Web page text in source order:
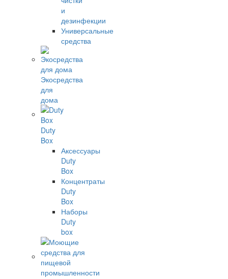
и
дезинфекции
Универсальные
средства
Экосредства
для
дома
Duty
Box
Аксессуары
Duty
Box
Концентраты
Duty
Box
Наборы
Duty
box